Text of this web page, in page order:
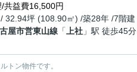
共益費16,500円
32.94坪 (108.90㎡) /築28年 /7階建
屋市営東山線 「 上社 」駅 徒歩45分
トン物件です。